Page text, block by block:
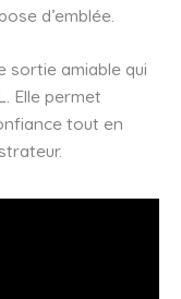
d’emblée.
amiable qui
Elle permet
tout en